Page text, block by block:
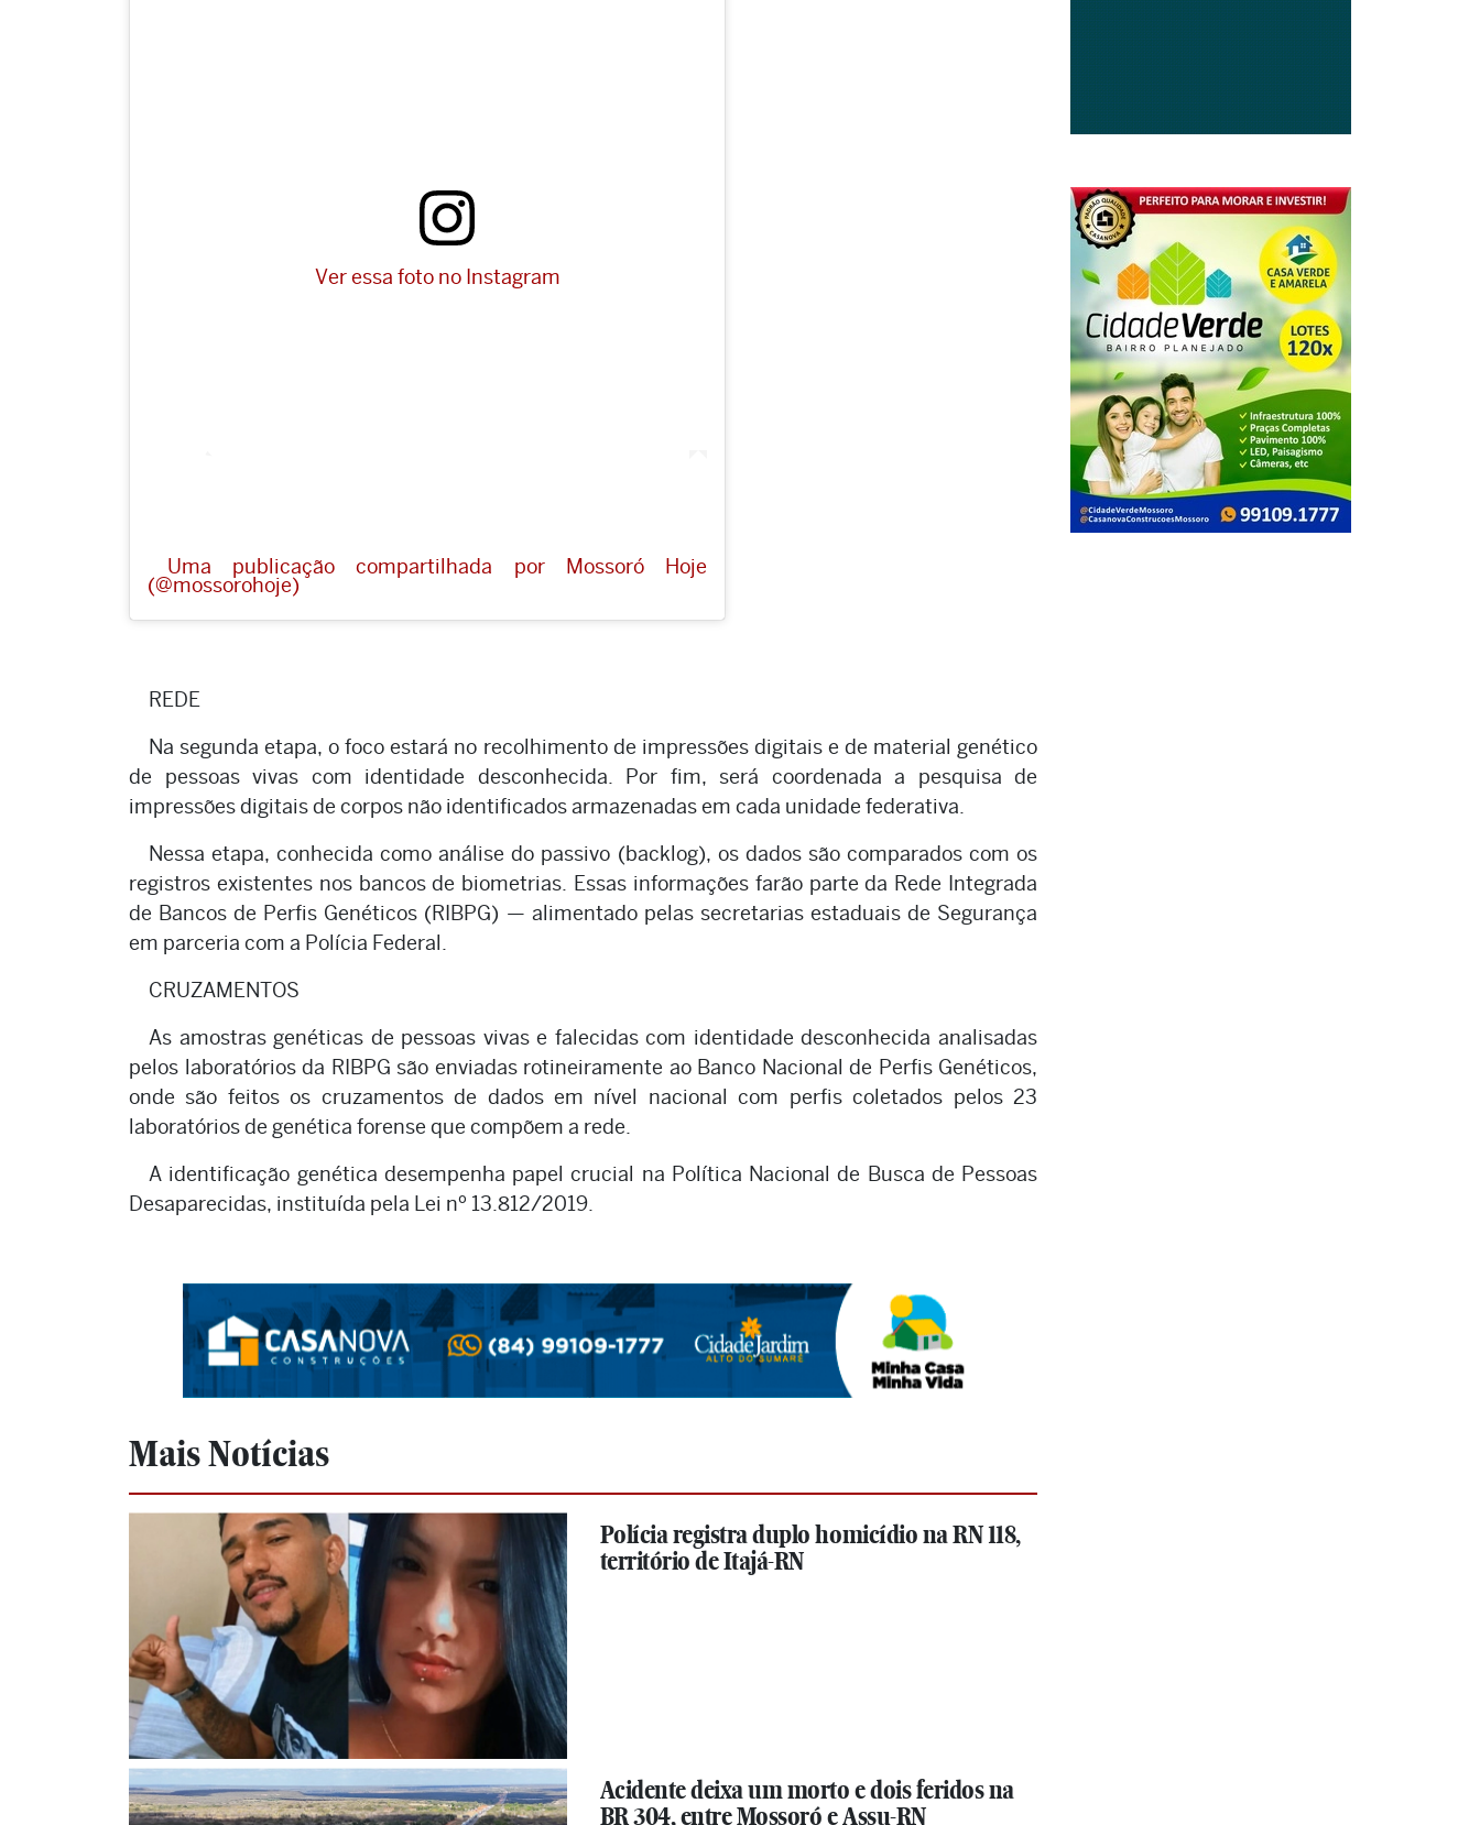
Ver essa foto no Instagram
Uma publicação compartilhada por Mossoró Hoje
(@mossorohoje)
REDE
Na segunda etapa, o foco estará no recolhimento de impressões digitais e de material genético
de pessoas vivas com identidade desconhecida. Por fim, será coordenada a pesquisa de
impressões digitais de corpos não identificados armazenadas em cada unidade federativa.
Nessa etapa, conhecida como análise do passivo (backlog), os dados são comparados com os
registros existentes nos bancos de biometrias. Essas informações farão parte da Rede Integrada
de Bancos de Perfis Genéticos (RIBPG) — alimentado pelas secretarias estaduais de Segurança
em parceria com a Polícia Federal.
CRUZAMENTOS
As amostras genéticas de pessoas vivas e falecidas com identidade desconhecida analisadas
pelos laboratórios da RIBPG são enviadas rotineiramente ao Banco Nacional de Perfis Genéticos,
onde são feitos os cruzamentos de dados em nível nacional com perfis coletados pelos 23
laboratórios de genética forense que compõem a rede.
A identificação genética desempenha papel crucial na Política Nacional de Busca de Pessoas
Desaparecidas, instituída pela Lei nº 13.812/2019.
Mais Notícias
Polícia registra duplo homicídio na RN 118,
território de Itajá-RN
Acidente deixa um morto e dois feridos na
BR 304, entre Mossoró e Assu-RN